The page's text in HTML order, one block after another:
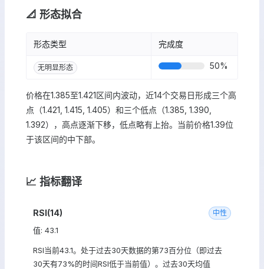
📐 形态拟合
形态类型 完成度
无明显形态 50%
价格在1.385至1.421区间内波动，近14个交易日形成三个高
点（1.421, 1.415, 1.405）和三个低点（1.385, 1.390,
1.392），高点逐渐下移，低点略有上抬。当前价格1.39位
于该区间的中下部。
📈 指标翻译
RSI(14) 中性
值: 43.1
RSI当前43.1。处于过去30天数据的第73百分位（即过去
30天有73%的时间RSI低于当前值）。过去30天均值